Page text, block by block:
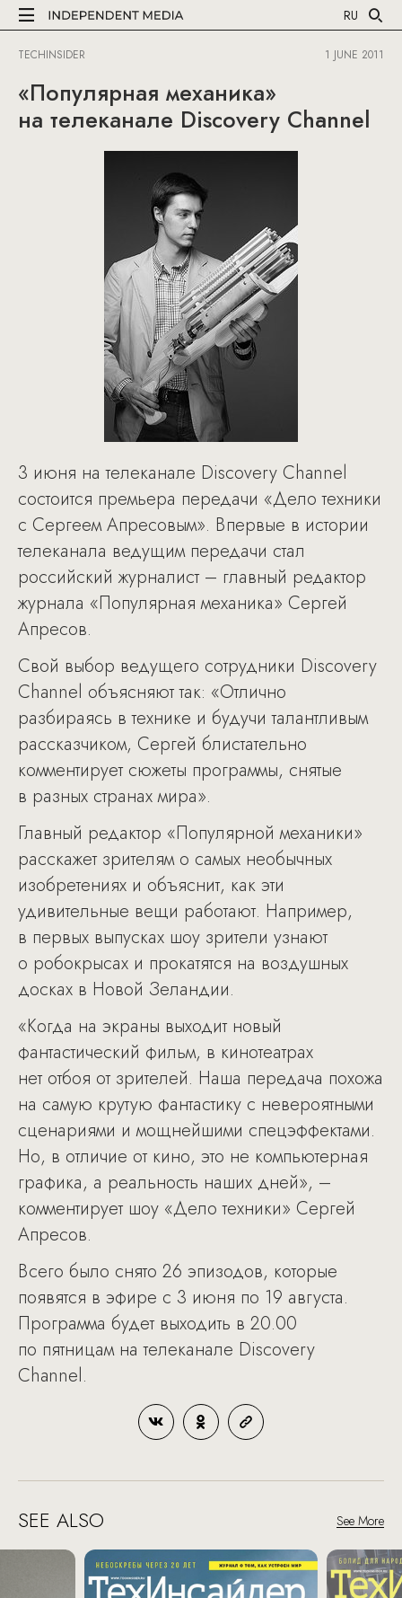
RU
TECHINSIDER 1 JUNE 2011
«Популярная механика»
на телеканале Discovery Channel
3 июня на телеканале Discovery Channel
состоится премьера передачи «Дело техники
с Сергеем Апресовым». Впервые в истории
телеканала ведущим передачи стал
российский журналист – главный редактор
журнала «Популярная механика» Сергей
Апресов.
Свой выбор ведущего сотрудники Discovery
Channel объясняют так: «Отлично
разбираясь в технике и будучи талантливым
рассказчиком, Сергей блистательно
комментирует сюжеты программы, снятые
в разных странах мира».
Главный редактор «Популярной механики»
расскажет зрителям о самых необычных
изобретениях и объяснит, как эти
удивительные вещи работают. Например,
в первых выпусках шоу зрители узнают
о робокрысах и прокатятся на воздушных
досках в Новой Зеландии.
«Когда на экраны выходит новый
фантастический фильм, в кинотеатрах
нет отбоя от зрителей. Наша передача похожа
на самую крутую фантастику с невероятными
сценариями и мощнейшими спецэффектами.
Но, в отличие от кино, это не компьютерная
графика, а реальность наших дней», –
комментирует шоу «Дело техники» Сергей
Апресов.
Всего было снято 26 эпизодов, которые
появятся в эфире с 3 июня по 19 августа.
Программа будет выходить в 20.00
по пятницам на телеканале Discovery
Channel.
SEE ALSO See More